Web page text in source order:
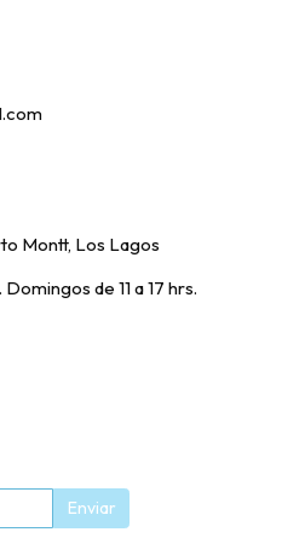
Montt, Los Lagos
de 11 a 17 hrs.
Enviar